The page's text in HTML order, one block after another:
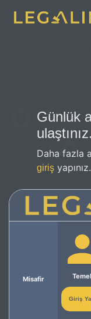
Günlük
ulaştınız.
Daha fazla
giriş yapınız.
Misafir Temel
Giriş